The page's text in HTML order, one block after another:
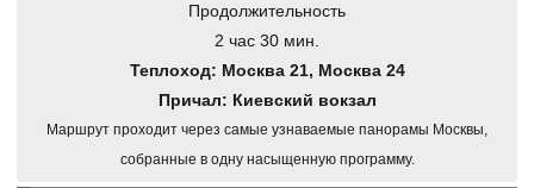
Продолжительность
2 час 30 мин.
Теплоход: Москва 21, Москва 24
Причал: Киевский вокзал
Маршрут проходит через самые узнаваемые панорамы Москвы,
собранные в одну насыщенную программу.